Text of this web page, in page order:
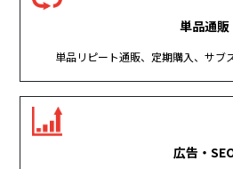
単品通販
単品リピート通販、定期購入、サブ
広告・